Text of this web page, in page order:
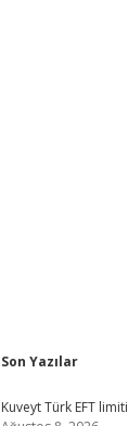
Sidebar
Son Yazılar
Kuveyt Türk EFT
ilbet giriş